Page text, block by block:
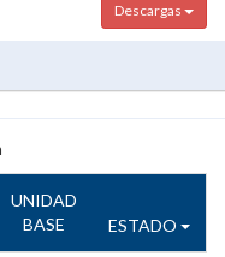
Descargas
UNIDAD
BASE
ESTADO